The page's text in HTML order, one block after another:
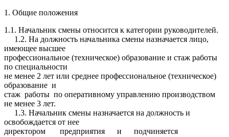
1. Общие положения
1.1. Начальник смены относится к категории руководителей.
1.2. На должность начальника смены назначается лицо,
имеющее высшее
профессиональное (техническое) образование и стаж работы
по специальности
не менее 2 лет или среднее профессиональное (техническое)
образование и
стаж работы по оперативному управлению производством
не менее 3 лет.
1.3. Начальник смены назначается на должность и
освобождается от нее
директором предприятия и подчиняется